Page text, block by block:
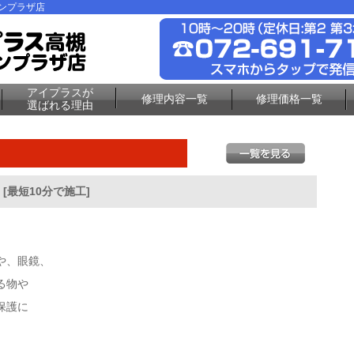
プラザ店
アイプラスが
選ばれる理由
修理内容一覧 修理価格一覧
[最短10分で施工]
眼鏡、
物や
護に